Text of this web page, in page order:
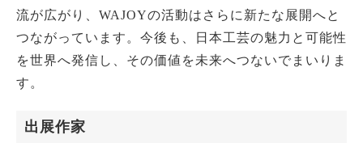
流が広がり、WAJOYの活動はさらに新たな展開へと
つながっています。今後も、日本工芸の魅力と可能性
を世界へ発信し、その価値を未来へつないでまいりま
す。
出展作家